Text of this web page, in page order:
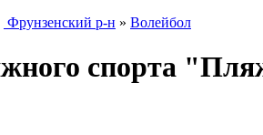
Фрунзенский р-н » Волейбол
спорта